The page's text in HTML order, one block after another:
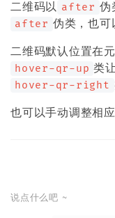
// 关于二维码生
( function
// 屏蔽移动端
if
(
document
二维码以 after 伪
after 伪类，也可
二维码默认位置在
hover-qr-up 类
hover-qr-right
也可以手动调整相
说点什么吧 ~